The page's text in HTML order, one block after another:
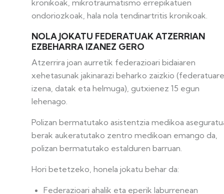
kronikoak, mikrotraumatismo errepikatuen
ondoriozkoak, hala nola tendinartritis kronikoak.
NOLA JOKATU FEDERATUAK ATZERRIAN
EZBEHARRA IZANEZ GERO
Atzerrira joan aurretik federazioari bidaiaren
xehetasunak jakinarazi beharko zaizkio
izena, datak eta helmuga), gutxienez 15 egun
lehenago.
Polizan bermatutako asistentzia medikoa
berak aukeratutako zentro medikoan emango da,
polizan bermatutako estalduren barruan.
Hori betetzeko, honela jokatu behar da:
Federazioari ahalik eta eperik laburrenean